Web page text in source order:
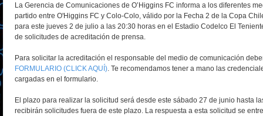
La Gerencia de Comunicaciones de O’Higgins FC informa a los diferentes
partido entre O'Higgins FC y Colo-Colo, válido por la Fecha 2 de la Copa
para este jueves 2 de julio a las 20:30 horas en el Estadio Codelco El
de solicitudes de acreditación de prensa.
Para solicitar la acreditación el responsable del medio de comunicación
FORMULARIO (CLICK AQUÍ). Te recomendamos tener a mano las
cargadas en el formulario.
El plazo para realizar la solicitud será desde este sábado 27 de junio hasta
recibirán solicitudes fuera de este plazo. La respuesta a esta solicitud se